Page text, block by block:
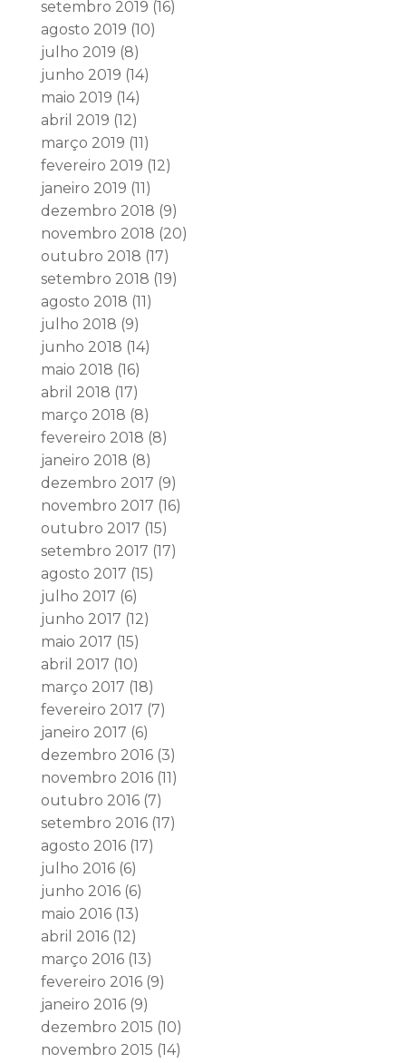
setembro 2019 (16)
agosto 2019 (10)
julho 2019 (8)
junho 2019 (14)
maio 2019 (14)
abril 2019 (12)
março 2019 (11)
fevereiro 2019 (12)
janeiro 2019 (11)
dezembro 2018 (9)
novembro 2018 (20)
outubro 2018 (17)
setembro 2018 (19)
agosto 2018 (11)
julho 2018 (9)
junho 2018 (14)
maio 2018 (16)
abril 2018 (17)
março 2018 (8)
fevereiro 2018 (8)
janeiro 2018 (8)
dezembro 2017 (9)
novembro 2017 (16)
outubro 2017 (15)
setembro 2017 (17)
agosto 2017 (15)
julho 2017 (6)
junho 2017 (12)
maio 2017 (15)
abril 2017 (10)
março 2017 (18)
fevereiro 2017 (7)
janeiro 2017 (6)
dezembro 2016(3)
novembro 2016(11)
outubro 2016(7)
setembro 2016(17)
agosto 2016(17)
julho 2016(6)
junho 2016(6)
maio 2016(13)
abril 2016(12)
março 2016(13)
fevereiro 2016(9)
janeiro 2016(9)
dezembro 2015 (10)
novembro 2015 (14)